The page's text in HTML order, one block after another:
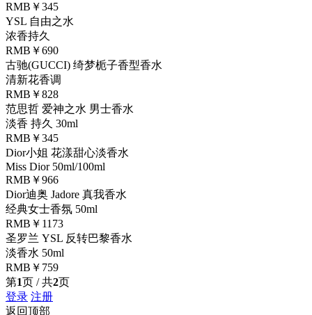
RMB￥345
YSL 自由之水
浓香持久
RMB￥690
古驰(GUCCI) 绮梦栀子香型香水
清新花香调
RMB￥828
范思哲 爱神之水 男士香水
淡香 持久 30ml
RMB￥345
Dior小姐 花漾甜心淡香水
Miss Dior 50ml/100ml
RMB￥966
Dior迪奥 Jadore 真我香水
经典女士香氛 50ml
RMB￥1173
圣罗兰 YSL 反转巴黎香水
淡香水 50ml
RMB￥759
第1页 / 共2页
登录 注册
返回顶部